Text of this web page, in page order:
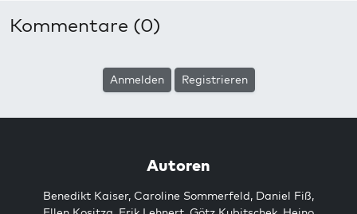
Kommentare (0)
Anmelden Registrieren
Autoren
Benedikt Kaiser, Caroline Sommerfeld, Daniel Fiß,